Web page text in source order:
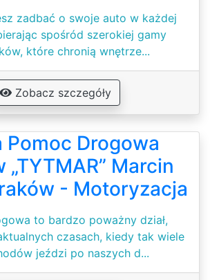
zadbać o swoje auto w każdej
spośród szerokiej gamy
które chronią wnętrze...
Zobacz szczegóły
Pomoc Drogowa
„TYTMAR” Marcin
- Motoryzacja
to bardzo poważny dział,
czasach, kiedy tak wiele
jeździ po naszych d...